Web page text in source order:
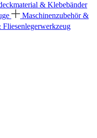
& Klebebänder
Maschinenzubehör &